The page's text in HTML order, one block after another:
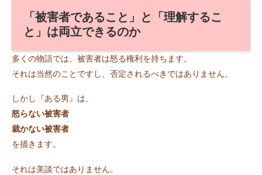
「被害者であること」と「理解するこ
と」は両立できるのか
多くの物語では、被害者は怒る権利を持ちます。
それは当然のことですし、否定されるべきではありません。
しかし『ある男』は、
怒らない被害者
裁かない被害者
を描きます。
それは美談ではありません。